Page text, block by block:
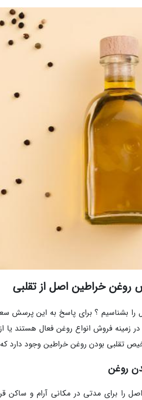
خراطین اصل از تقلبی
بشناسیم ؟ برای پاسخ به این پرسش سعی
فروش انواع روغن فعال هستند یا
تقلبی بودن روغن خراطین وجود دارد
روغن
را برای مدتی در مکانی آرام و ساکن